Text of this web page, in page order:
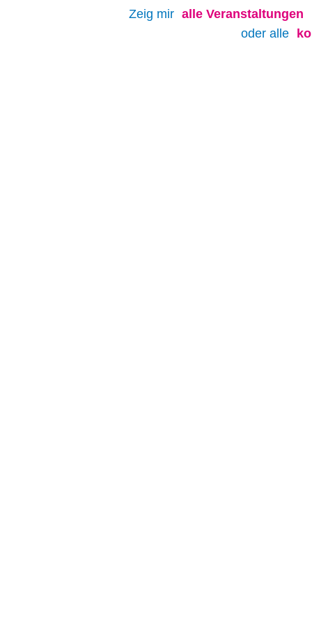
Zeig mir alle Veranstaltungen
oder alle